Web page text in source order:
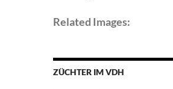
Related Images:
ZÜCHTER IM VDH